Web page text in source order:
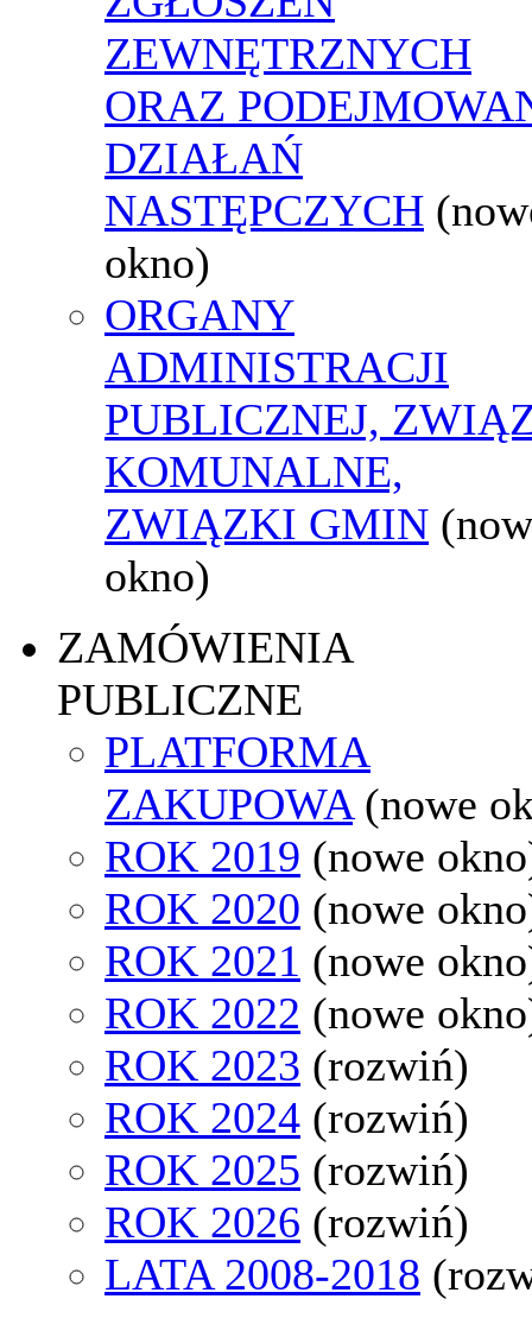
ZEWNĘTRZNYCH
ORAZ
DZIAŁAŃ
NASTĘPCZYCH
okno)
ORGANY
ADMINISTRACJI
PUBLICZNEJ,
KOMUNALNE,
ZWIĄZKI GMIN
okno)
ZAMÓWIENIA
PUBLICZNE
PLATFORMA
ZAKUPOWA (nowe
ROK 2019 (nowe
ROK 2020 (nowe
ROK 2021 (nowe
ROK 2022 (nowe
ROK 2023 (rozwiń)
ROK 2024 (rozwiń)
ROK 2025 (rozwiń)
ROK 2026 (rozwiń)
LATA 2008-2018